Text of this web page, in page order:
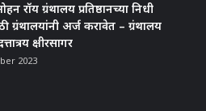
रॉय ग्रंथालय प्रतिष्ठानच्या निधी
ग्रंथालयांनी अर्ज करावेत – ग्रंथालय
क्षीरसागर
2023